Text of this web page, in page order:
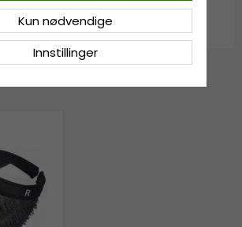
Innstillinger
Kun nødvendige